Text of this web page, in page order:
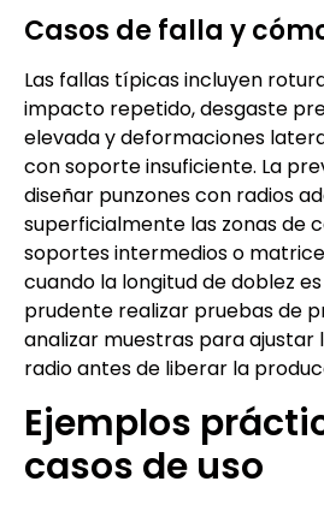
Casos de falla y
Las fallas típicas incluyen
impacto repetido, desgaste
elevada y deformaciones
con soporte insuficiente. La
diseñar punzones con radios
superficialmente las zonas de
soportes intermedios o
cuando la longitud de doblez
prudente realizar pruebas de
analizar muestras para ajustar
radio antes de liberar la
Ejemplos
casos de uso